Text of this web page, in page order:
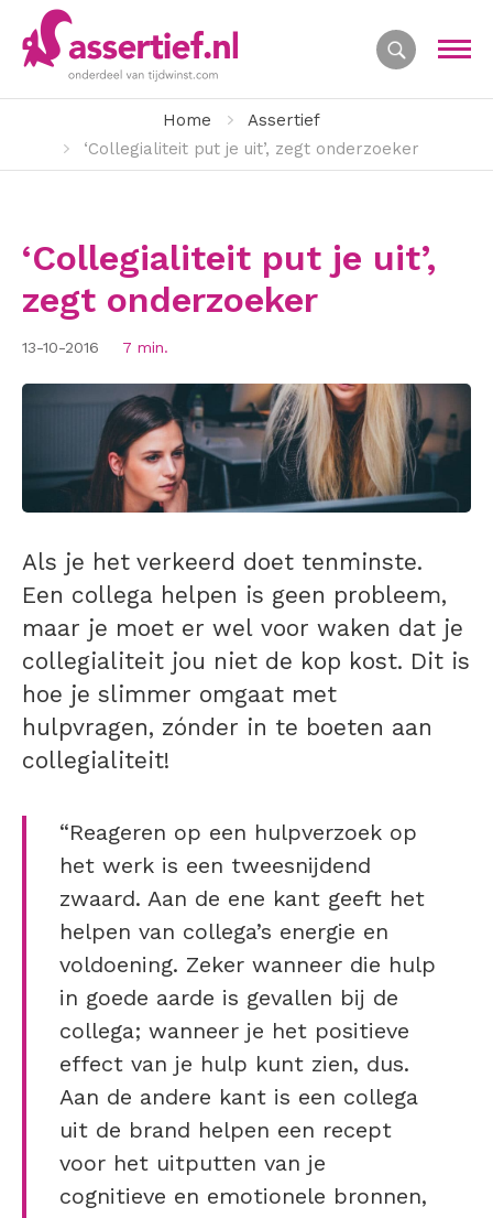
Home
Assertief
‘Collegialiteit put je uit’, zegt onderzoeker
‘Collegialiteit put je uit’,
zegt onderzoeker
13-10-2016 7 min.
Als je het verkeerd doet tenminste.
Een collega helpen is geen probleem,
maar je moet er wel voor waken dat je
collegialiteit jou niet de kop kost. Dit is
hoe je slimmer omgaat met
hulpvragen, zónder in te boeten aan
collegialiteit!
“Reageren op een hulpverzoek op
het werk is een tweesnijdend
zwaard. Aan de ene kant geeft het
helpen van collega’s energie en
voldoening. Zeker wanneer die hulp
in goede aarde is gevallen bij de
collega; wanneer je het positieve
effect van je hulp kunt zien, dus.
Aan de andere kant is een collega
uit de brand helpen een recept
voor het uitputten van je
cognitieve en emotionele bronnen,